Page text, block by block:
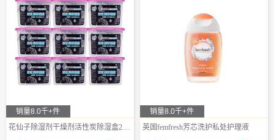
销量8.0千+件
花仙子除湿剂干燥剂活性炭除湿盒237g*9盒
销量8.0千+件
英国femfresh芳芯洗护私处护理液